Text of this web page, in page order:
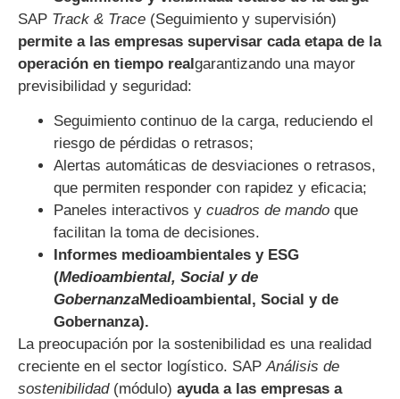
SAP Track & Trace (Seguimiento y supervisión)
permite a las empresas supervisar cada etapa de la
operación en tiempo realgarantizando una mayor
previsibilidad y seguridad:
Seguimiento continuo de la carga, reduciendo el
riesgo de pérdidas o retrasos;
Alertas automáticas de desviaciones o retrasos,
que permiten responder con rapidez y eficacia;
Paneles interactivos y cuadros de mando que
facilitan la toma de decisiones.
Informes medioambientales y ESG
(Medioambiental, Social y de
GobernanzaMedioambiental, Social y de
Gobernanza).
La preocupación por la sostenibilidad es una realidad
creciente en el sector logístico. SAPAnálisis de
sostenibilidad(módulo) ayuda a las empresas a